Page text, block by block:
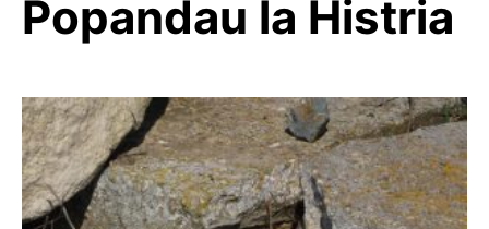
Popandau la Histria